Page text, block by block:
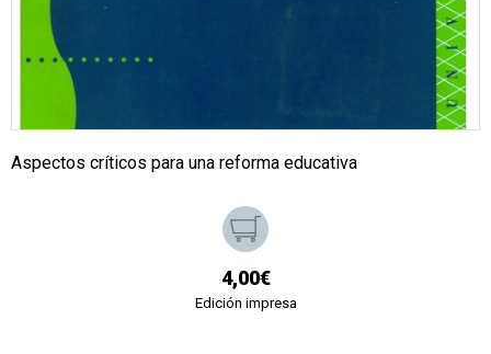
Aspectos críticos para una reforma educativa
4,00€
Edición impresa